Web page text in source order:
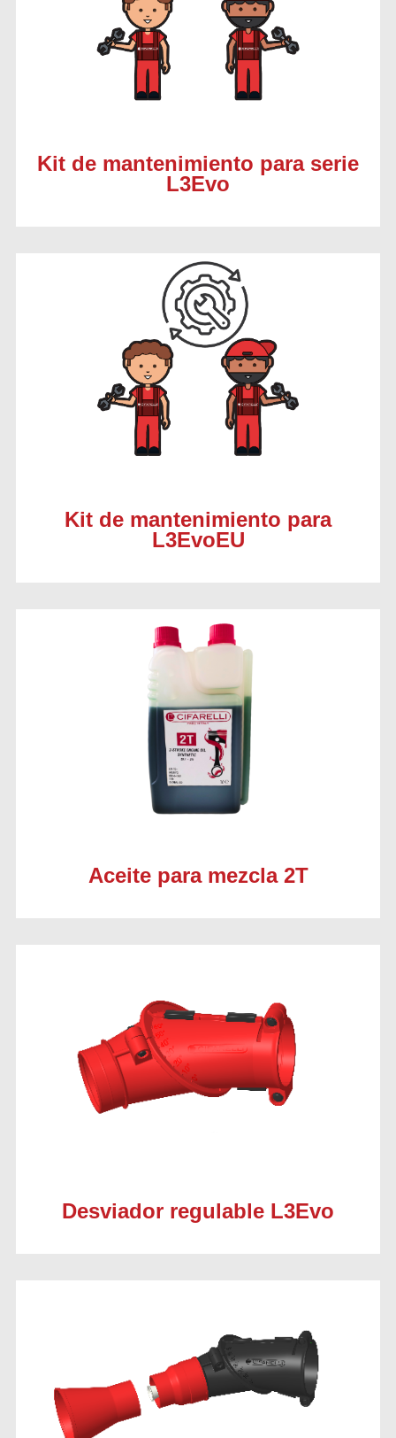
Kit de mantenimiento para serie
L3Evo
Kit de mantenimiento para
L3EvoEU
Aceite para mezcla 2T
Desviador regulable L3Evo